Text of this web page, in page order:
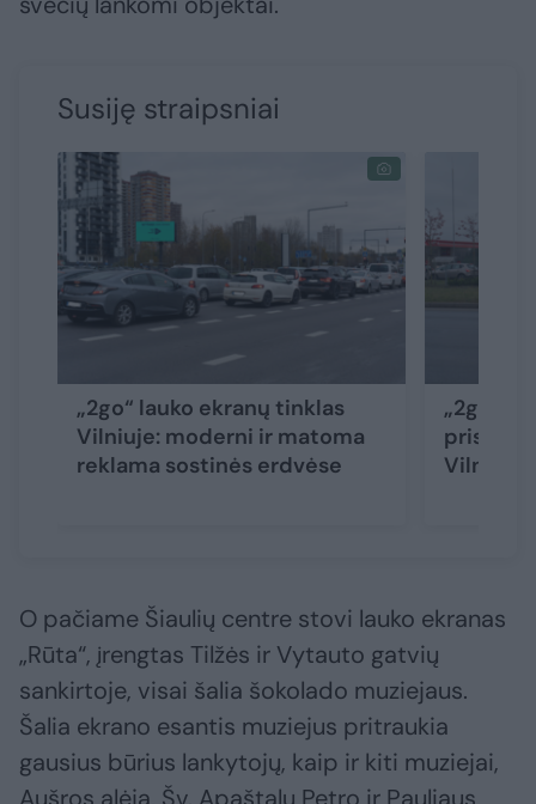
Susiję straipsniai
„2go“ lauko ekranų tinklas
Vilniuje: moderni ir matoma
reklama sostinės erdvėse
„2go“
pristato
Vilniuje
O pačiame Šiaulių centre stovi lauko ekranas
„Rūta“, įrengtas Tilžės ir Vytauto gatvių
sankirtoje, visai šalia šokolado muziejaus.
Šalia ekrano esantis muziejus pritraukia
gausius būrius lankytojų, kaip ir kiti muziejai,